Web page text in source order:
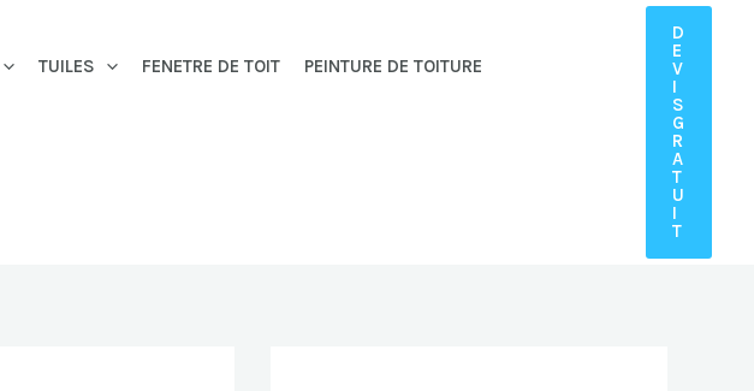
TUILES FENETRE DE TOIT PEINTURE DE TOITURE
D
E
V
I
S
G
R
A
T
U
I
T